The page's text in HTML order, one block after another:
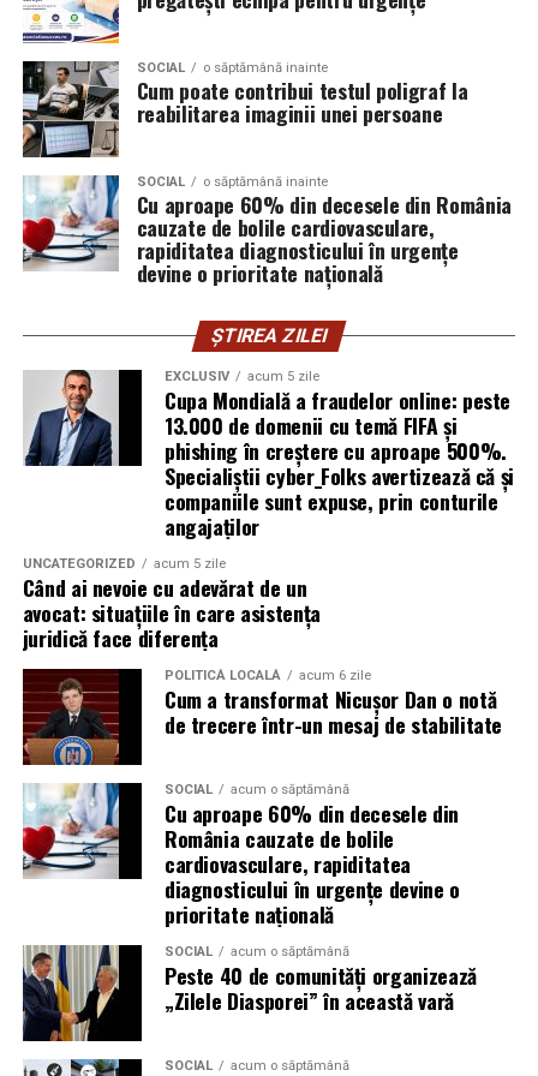
vulnerabilitățile și intervine proactiv la nivelul
infrastructurii, de la filtrarea traficului malițios până la
izolarea site-urilor compromise. Dar phishingul nu
exploatează doar serverele, ci mai ales oamenii. Niciun
furnizor de hosting nu poate opri un utilizator să își
introducă parola pe o pagină clonată. În acel moment,
vigilența utilizatorului rămâne prima linie de apărare”,
explică Horațiu Șimon, Chief Technology Officer
cyber_Folks România.
Subiectul a fost semnalat și de FBI, care a inclus în
informările din ultima lună amenințările asociate
turneului, de la fraude online și furtul datelor până la
operațiuni de dezinformare.
Avertismentele publice s-au concentrat în principal
asupra fanilor și infrastructurii orașelor gazdă, însă
specialiștii atrag atenția că firmele pot fi afectate
inclusiv atunci când nu au nicio legătură directă cu
industria sportului, turismului sau vânzarea de bilete.
Atacurile sunt mai eficiente în contextul
evenimentelor globale
Campaniile de phishing asociate evenimentelor
importante profită de interesul public ridicat, de
presiunea timpului și de teama utilizatorilor că ar putea
pierde o ofertă sau o oportunitate. Mesajele care anunță
ultimele bilete disponibile, acces limitat la o transmisie
sau câștigarea unui premiu pot determina utilizatorii să
reacționeze înainte de a verifica sursa.
Turneul se încheie pe 19 iulie, iar specialiștii anticipează
o intensificare a activității frauduloase în perioada
finalei. Printre cele mai utilizate pretexte se numără
transmisiunile pirat, biletele revândute, pariurile,
tombolele, concursurile și falsele oferte de călătorie.
unice.
SOCIAL o săptămână inainte
Cum poate contribui testul poligraf la
reabilitarea imaginii unei persoane
SOCIAL o săptămână inainte
Cu aproape 60% din decesele din România
cauzate de bolile cardiovasculare,
rapiditatea diagnosticului în urgențe
devine o prioritate națională
ȘTIREA ZILEI
EXCLUSIV acum 5 zile
Cupa Mondială a fraudelor online: peste
13.000 de domenii cu temă FIFA și
phishing în creștere cu aproape 500%.
Specialiștii cyber_Folks avertizează că și
companiile sunt expuse, prin conturile
angajaților
UNCATEGORIZED acum 5 zile
Când ai nevoie cu adevărat de un
avocat: situațiile în care asistența
juridică face diferența
POLITICĂ LOCALĂ acum 6 zile
Cum a transformat Nicușor Dan o notă
de trecere într-un mesaj de stabilitate
SOCIAL acum o săptămână
Cu aproape 60% din decesele din
România cauzate de bolile
cardiovasculare, rapiditatea
diagnosticului în urgențe devine o
prioritate națională
SOCIAL acum o săptămână
Peste 40 de comunități organizează
„Zilele Diasporei” în această vară
SOCIAL acum o săptămână